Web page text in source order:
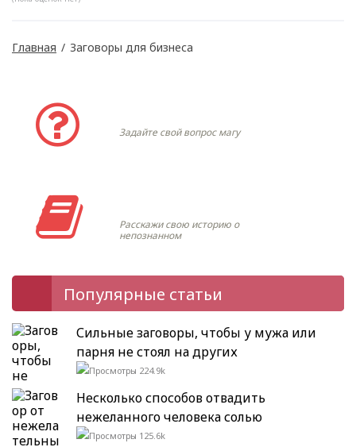
Главная / Заговоры для бизнеса
Задайте свой вопрос магу
Расскажи свою историю о
непознанном
Популярные статьи
Сильные заговоры, чтобы у мужа или
парня не стоял на других
224.9k
Несколько способов отвадить
нежеланного человека солью
125.6k